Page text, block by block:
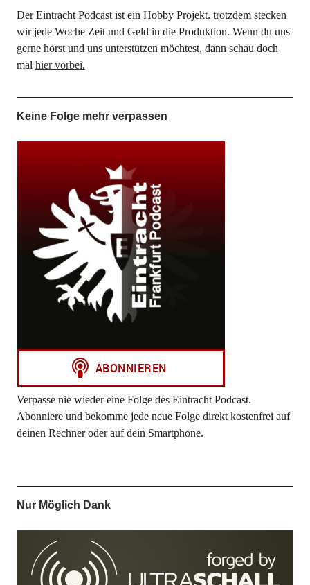
Der Eintracht Podcast ist ein Hobby Projekt. trotzdem stecken
wir jede Woche Zeit und Geld in die Produktion. Wenn du uns
gerne hörst und uns unterstützen möchtest, dann schau doch
mal hier vorbei.
Keine Folge mehr verpassen
Verpasse nie wieder eine Folge des Eintracht Podcast.
Abonniere und bekomme jede neue Folge direkt kostenfrei auf
deinen Rechner oder auf dein Smartphone.
Nur Möglich Dank